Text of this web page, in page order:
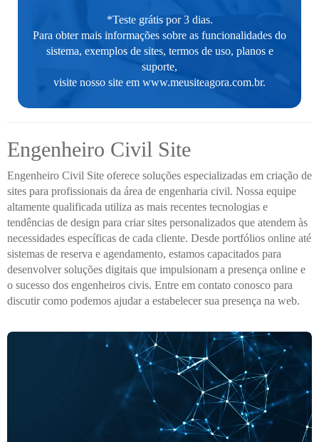
*Teste grátis por 3 dias.
Para obter mais informações sobre as funcionalidades do
sistema, exemplos de sites, termos de uso, planos e
suporte,
visite nosso site em www.meusiteagora.com.br.
Engenheiro Civil Site
Engenheiro Civil Site oferece soluções especializadas em criação de
sites para profissionais da área de engenharia civil. Nossa equipe
altamente qualificada utiliza as mais recentes tecnologias e
tendências de design para criar sites personalizados que atendem às
necessidades específicas de cada cliente. Desde portfólios online até
sistemas de reserva e agendamento, estamos capacitados para
desenvolver soluções digitais que impulsionam a presença online e
o sucesso dos engenheiros civis. Entre em contato conosco para
discutir como podemos ajudar a estabelecer sua presença na web.